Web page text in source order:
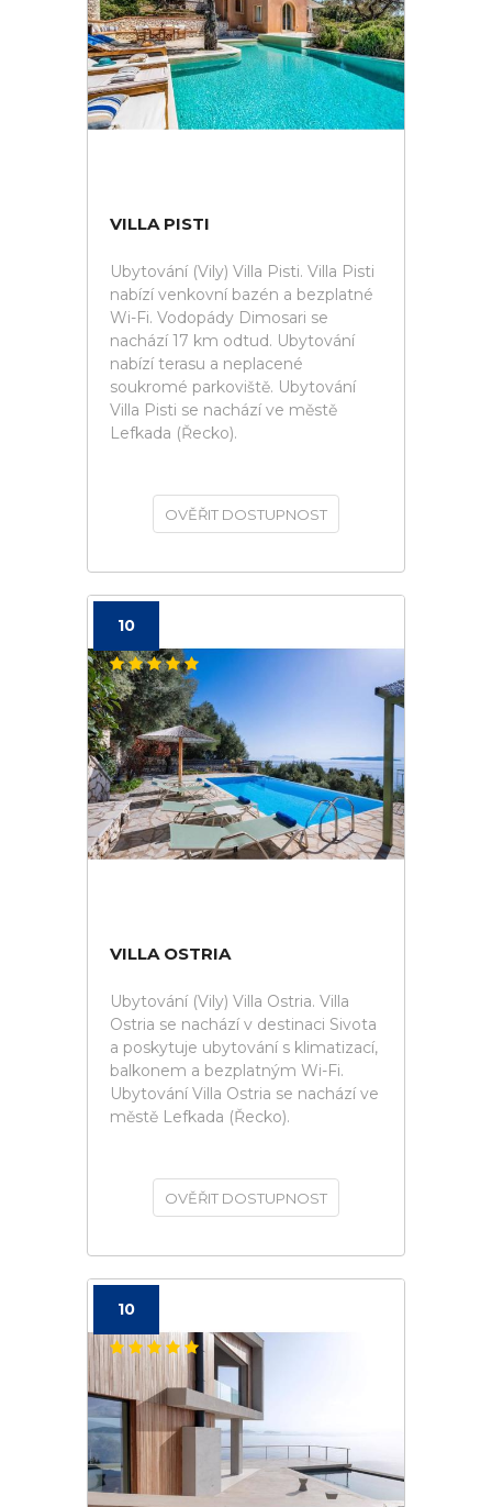
VILLA PISTI
Ubytování (Vily) Villa Pisti. Villa Pisti
nabízí venkovní bazén a bezplatné
Wi-Fi. Vodopády Dimosari se
nachází 17 km odtud. Ubytování
nabízí terasu a neplacené
soukromé parkoviště. Ubytování
Villa Pisti se nachází ve městě
Lefkada (Řecko).
OVĚŘIT DOSTUPNOST
10
VILLA OSTRIA
Ubytování (Vily) Villa Ostria. Villa
Ostria se nachází v destinaci Sivota
a poskytuje ubytování s klimatizací,
balkonem a bezplatným Wi-Fi.
Ubytování Villa Ostria se nachází ve
městě Lefkada (Řecko).
OVĚŘIT DOSTUPNOST
10